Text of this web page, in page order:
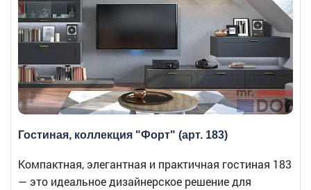
Гостиная, коллекция "Форт" (арт. 183)
Компактная, элегантная и практичная гостиная 183
— это идеальное дизайнерское решение для